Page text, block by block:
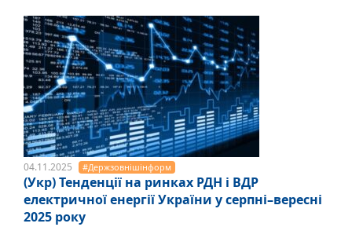
04.11.2025 #Держзовнішінформ
(Укр) Тенденції на ринках РДН і ВДР
електричної енергії України у серпні–вересні
2025 року